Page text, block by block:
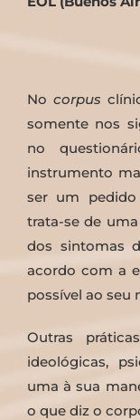
No corpus
somente nos
no
instrumento
ser um
trata-se de
dos sintomas
acordo com a
possível ao seu
Outras
ideológicas,
uma à sua
o que diz o